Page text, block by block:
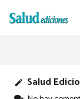
edit Salud